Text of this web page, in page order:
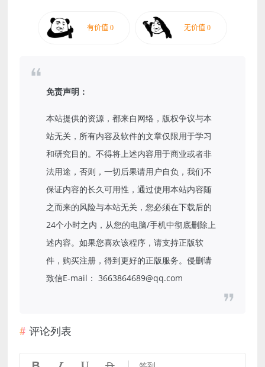
免责声明：
本站提供的资源，都来自网络，版权争议与本
站无关，所有内容及软件的文章仅限用于学习
和研究目的。不得将上述内容用于商业或者非
法用途，否则，一切后果请用户自负，我们不
保证内容的长久可用性，通过使用本站内容随
之而来的风险与本站无关，您必须在下载后的
24个小时之内，从您的电脑/手机中彻底删除上
述内容。如果您喜欢该程序，请支持正版软
件，购买注册，得到更好的正版服务。侵删请
致信E-mail： 3663864689@qq.com
评论列表